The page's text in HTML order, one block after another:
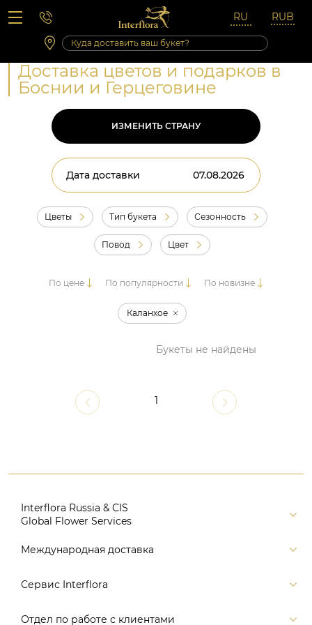
Вопросы-ответы
Сб 10:00 ‐ 14:00
Выходные и праздничные дни
Доставка цветов и подарков в
Боснии и Герцеговине
ИЗМЕНИТЬ СТРАНУ
Дата доставки
Цветы Тип букета Сезонность
Повод Цвет
По цене По популярности По новизне
Каланхое
Букеты не найдены
1
Interflora Russia & CIS
Global Flower Services
Версия для печати
Поиск
Международная доставка
Россия
Сервис Interflora
Заказ и оплата
Отдел по работе с клиентами